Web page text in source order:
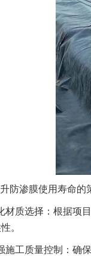
防渗膜使用寿命的
材质选择：根据项
。
施工质量控制：确